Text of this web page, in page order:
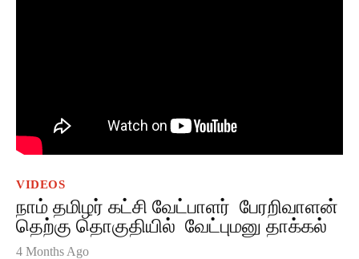
VIDEOS
நாம் தமிழர் கட்சி வேட்பாளர் பேரறிவாளன்
தெற்கு தொகுதியில் வேட்புமனு தாக்கல்
4 Months Ago